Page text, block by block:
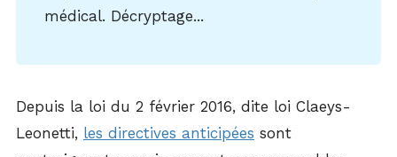
médical. Décryptage...
Depuis la loi du 2 février 2016, dite loi Claeys-
Leonetti, les directives anticipées sont